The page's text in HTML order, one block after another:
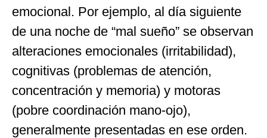
emocional. Por ejemplo, al día siguiente
de una noche de “mal sueño” se observan
alteraciones emocionales (irritabilidad),
cognitivas (problemas de atención,
concentración y memoria) y motoras
(pobre coordinación mano-ojo),
generalmente presentadas en ese orden.